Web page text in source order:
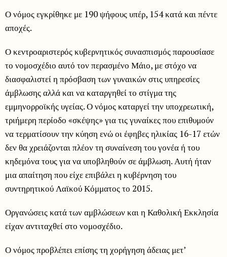
Ο νόμος εγκρίθηκε με 190 ψήφους υπέρ, 154 κατά και πέντε
αποχές.
Ο κεντροαριστερός κυβερνητικός συνασπισμός παρουσίασε
το νομοσχέδιο αυτό τον περασμένο Μάιο, με στόχο να
διασφαλιστεί η πρόσβαση των γυναικών στις υπηρεσίες
άμβλωσης αλλά και να καταργηθεί το στίγμα της
εμμηνορροϊκής υγείας. Ο νόμος καταργεί την υποχρεωτική,
τριήμερη περίοδο «σκέψης» για τις γυναίκες που επιθυμούν
να τερματίσουν την κύηση ενώ οι έφηβες ηλικίας 16-17 ετών
δεν θα χρειάζονται πλέον τη συναίνεση του γονέα ή του
κηδεμόνα τους για να υποβληθούν σε άμβλωση. Αυτή ήταν
μια απαίτηση που είχε επιβάλει η κυβέρνηση του
συντηρητικού Λαϊκού Κόμματος το 2015.
Οργανώσεις κατά των αμβλώσεων και η Καθολική Εκκλησία
είχαν αντιταχθεί στο νομοσχέδιο.
Ο νόμος προβλέπει επίσης τη χορήγηση άδειας μετ’